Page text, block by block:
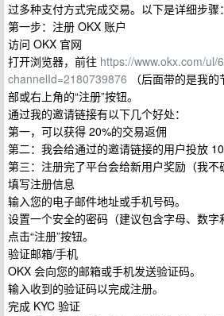
过多种支付方式完成交易。以下是详细步骤：
第一步：注册 OKX 账户
访问 OKX 官网
打开浏览器，前往 https://www.okx.com/ul/
channelId=2180739876 （后面带的是我
部或右上角的“注册”按钮。
通过我的邀请链接有以下几个好处：
第一，可以获得 20%的交易返佣
第二：我会给通过的邀请链接的用户投放
第三：注册完了平台会给新用户奖励（我不
填写注册信息
输入您的电子邮件地址或手机号码。
设置一个安全的密码（建议包含字母、数字
点击“注册”按钮。
验证邮箱/手机
OKX 会向您的邮箱或手机发送验证码。
输入收到的验证码以完成注册。
完成 KYC 验证